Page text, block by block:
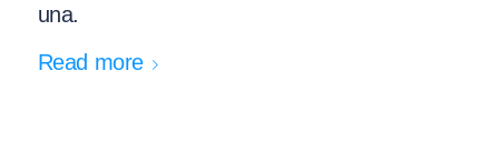
una.
Read more